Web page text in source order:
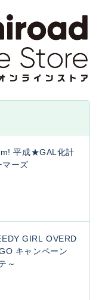
平成★GAL化計
ーズ
GIRL OVERD
～